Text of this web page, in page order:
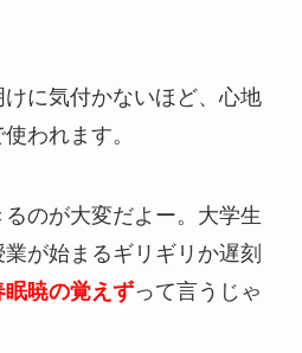
に気付かないほど、心地
われます。
のが大変だよー。大学生
が始まるギリギリか遅刻
眠暁の覚えずって言うじゃ